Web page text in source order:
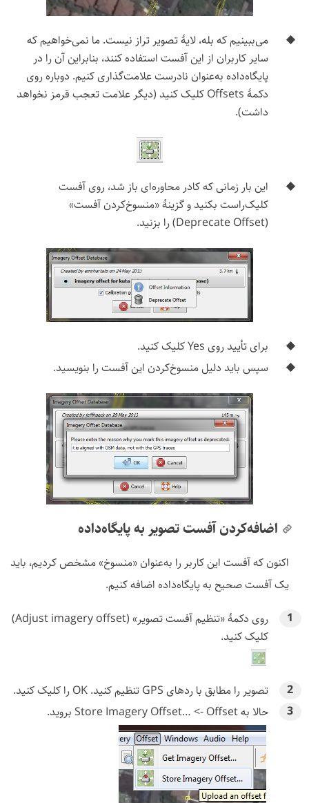
می‌ببینیم که بله، لایهٔ تصویر تراز نیست. ما نمی‌خواهیم که
سایر کاربران از این آفست استفاده کنند، بنابراین آن را در
پایگاه‌داده به‌عنوان نادرست علامت‌گذاری کنیم. دوباره روی
دکمهٔ Offsets کلیک کنید (دیگر علامت تعجب قرمز نخواهد
داشت).
این بار زمانی که کادر محاوره‌ای باز شد، روی آفست
کلیک‌راست بکنید و گزینهٔ «منسوخ‌کردن آفست»
(Deprecate Offset) را بزنید.
برای تأیید روی Yes کلیک کنید.
سپس باید دلیل منسوخ‌کردن این آفست را بنویسید.
اضافه‌کردن آفست تصویر به پایگاه‌داده
اکنون که آفست این کاربر را به‌عنوان «منسوخ» مشخص کردیم، باید
یک آفست صحیح به پایگاه‌داده اضافه کنیم.
روی دکمهٔ «تنظیم آفست تصویر» (Adjust imagery offset)
کلیک کنید.
تصویر را مطابق با ردهای GPS تنظیم کنید. OK را کلیک کنید.
حالا به Offset ->‏ Store Imagery Offset…‎ بروید.